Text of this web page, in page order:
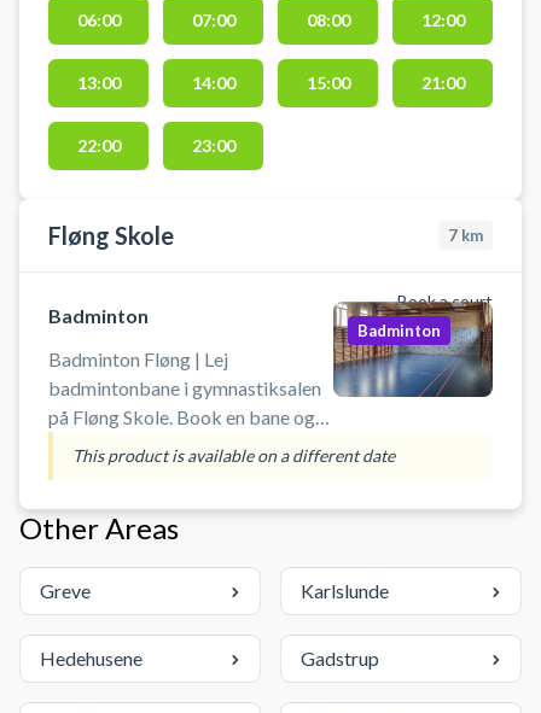
double padelbane for op til 4
padelspillere. Der er mulighed for
at låne bat og bolde. Der er lys på
banen. Kontakt til lys sidder på
gavlen af huset ved padelbanen.
06:00 07:00 08:00 12:00
13:00 14:00 15:00 21:00
22:00 23:00
Fløng Skole 7 km
Book a court
Badminton
Badminton Fløng | Lej
badmintonbane i gymnastiksalen
på Fløng Skole. Book en bane og
spil badminton i Fløng på
badmintonbanen i skolens
gymnastiksal. Medbringe selv
udstyr som ketsjere og bolde.
Badminton
This product is available on a different date
Other Areas
Greve Karlslunde
Hedehusene Gadstrup